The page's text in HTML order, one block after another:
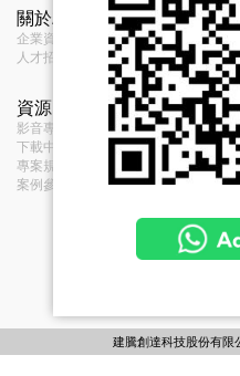
關於ACTi
企業資訊
人才招募
聯絡我們
聯絡我們
經銷商
意見反饋
資源
影音專區及播放清單
下載中心
專案規劃工具集
案例參考
條款
服務
隱私
建騰創達科技股份有限